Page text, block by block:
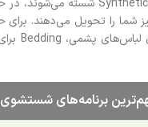
برنامه‌های شستشوی 14 گانه